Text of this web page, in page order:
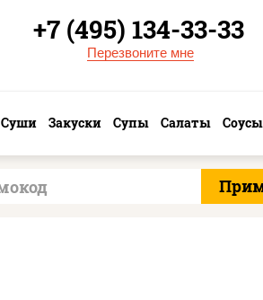
+7 (495) 134-33-33
Перезвоните мне
Суши Закуски Супы Салаты Соусы